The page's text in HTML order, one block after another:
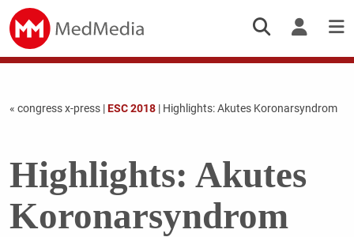
« congress x-press |ESC 2018| Highlights: Akutes Koronarsyndrom
Highlights: Akutes
Koronarsyndrom